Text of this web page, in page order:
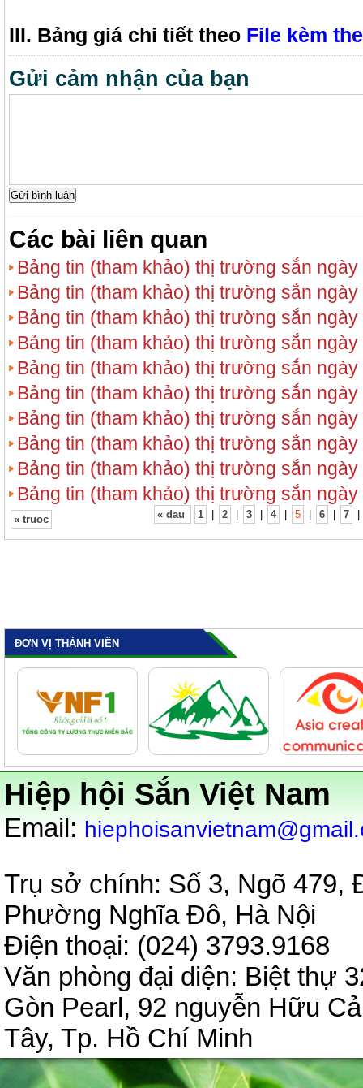
III. Bảng giá chi tiết theo File kèm
Gửi cảm nhận của bạn
Các bài liên quan
Bảng tin (tham khảo) thị trường sắn
Bảng tin (tham khảo) thị trường sắn
Bảng tin (tham khảo) thị trường sắn ngày
Bảng tin (tham khảo) thị trường sắn
Bảng tin (tham khảo) thị trường sắn
Bảng tin (tham khảo) thị trường sắn
Bảng tin (tham khảo) thị trường sắn
Bảng tin (tham khảo) thị trường sắn
Bảng tin (tham khảo) thị trường sắn
Bảng tin (tham khảo) thị trường sắn
« dau
« truoc 1 2 3 4 5 6 7
ĐƠN VỊ THÀNH VIÊN
Hiệp hội Sắn Việt Nam
Email:
Trụ sở chính: Số 3, Ngõ 479,
Phường Nghĩa Đô, Hà Nội
Điện thoại: (024)
Văn phòng đại diện: Biệt thự
Gòn Pearl, 92 nguyễn Hữu
Tây, Tp. Hồ Chí Minh